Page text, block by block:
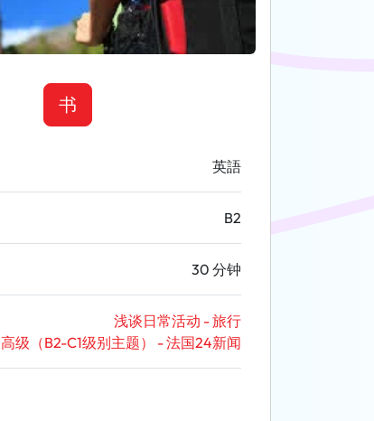
书
英語
B2
30 分钟
浅谈日常活动 - 旅行
高级（B2-C1级别主题） - 法国24新闻